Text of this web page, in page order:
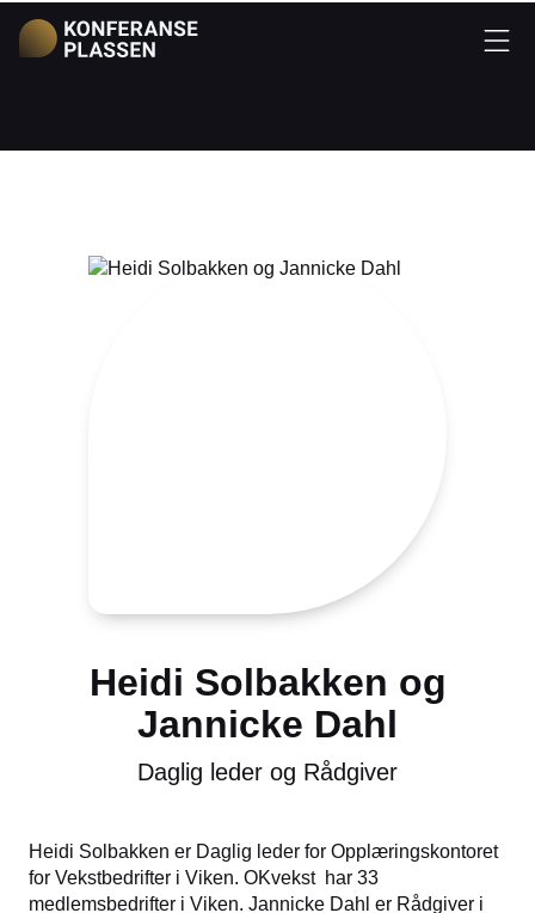
Heidi Solbakken og
Jannicke Dahl
Daglig leder og Rådgiver
Heidi Solbakken er Daglig leder for Opplæringskontoret
for Vekstbedrifter i Viken. OKvekst har 33
medlemsbedrifter i Viken. Jannicke Dahl er Rådgiver i